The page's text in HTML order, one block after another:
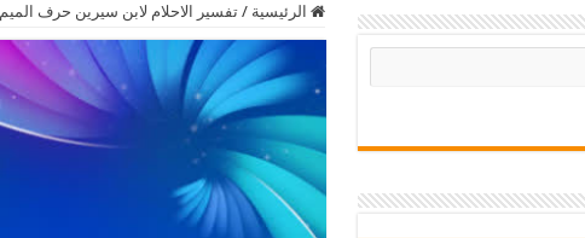
الرئيسية / تفسير الاحلام لابن سيرين حرف الميم